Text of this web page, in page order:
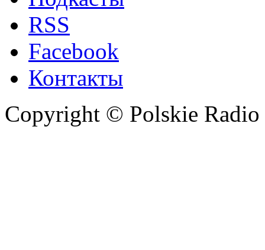
RSS
Facebook
Контакты
Copyright © Polskie